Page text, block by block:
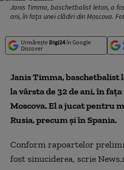
Janis Timma, baschetbalist leton, a
ani, în faţa unei clădiri din Moscova.
Urmărește Digi24în Google
Discover
Janis Timma, baschetbalist
la vârsta de 32 de ani, în
Moscova. El a jucat pentru
Rusia, precum şi în Spania.
Conform rapoartelor
fost sinuciderea, scrie